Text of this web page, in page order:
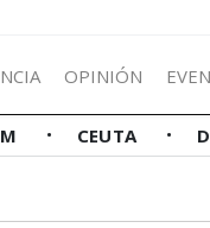
OPINIÓN
CEUTA